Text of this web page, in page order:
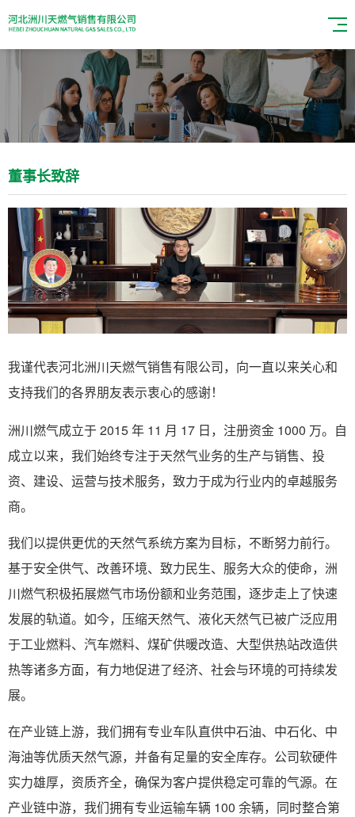
董事长致辞
我谨代表河北洲川天燃气销售有限公司，向一直以来关心和
支持我们的各界朋友表示衷心的感谢！
洲川燃气成立于 2015 年 11 月 17 日，注册资金 1000 万。自
成立以来，我们始终专注于天然气业务的生产与销售、投
资、建设、运营与技术服务，致力于成为行业内的卓越服务
商。
我们以提供更优的天然气系统方案为目标，不断努力前行。
基于安全供气、改善环境、致力民生、服务大众的使命，洲
川燃气积极拓展燃气市场份额和业务范围，逐步走上了快速
发展的轨道。如今，压缩天然气、液化天然气已被广泛应用
于工业燃料、汽车燃料、煤矿供暖改造、大型供热站改造供
热等诸多方面，有力地促进了经济、社会与环境的可持续发
展。
在产业链上游，我们拥有专业车队直供中石油、中石化、中
海油等优质天然气源，并备有足量的安全库存。公司软硬件
实力雄厚，资质齐全，确保为客户提供稳定可靠的气源。在
产业链中游，我们拥有专业运输车辆 100 余辆，同时整合第